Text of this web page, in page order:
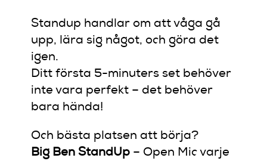
Standup handlar om att våga gå
upp, lära sig något, och göra det
igen.
Ditt första 5-minuters set behöver
inte vara perfekt – det behöver
bara hända!
Och bästa platsen att börja?
Big Ben StandUp – Open Mic varje